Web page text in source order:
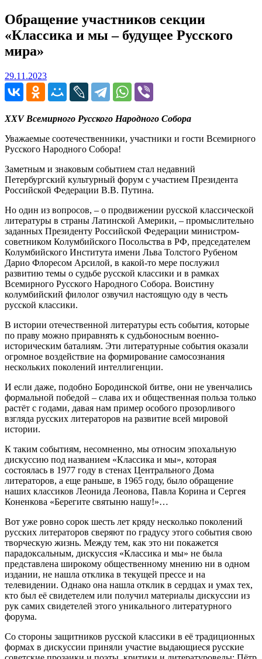
Обращение участников секции
«Классика и мы – будущее Русского
мира»
29.11.202329.11.2023
XXV Всемирного Русского Народного Собора
Уважаемые соотечественники, участники и гости Всемирного
Русского Народного Собора!
Заметным и знаковым событием стал недавний
Петербургский культурный форум с участием Президента
Российской Федерации В.В. Путина.
Но один из вопросов, – о продвижении русской классической
литературы в страны Латинской Америки, – промыслительно
заданных Президенту Российской Федерации министром-
советником Колумбийского Посольства в РФ, председателем
Колумбийского Института имени Льва Толстого Рубеном
Дарио Флоресом Арсилой, в какой-то мере послужил
развитию темы о судьбе русской классики и в рамках
Всемирного Русского Народного Собора. Воистину
колумбийский филолог озвучил настоящую оду в честь
русской классики.
В истории отечественной литературы есть события, которые
по праву можно приравнять к судьбоносным военно-
историческим баталиям. Эти литературные события оказали
огромное воздействие на формирование самосознания
нескольких поколений интеллигенции.
И если даже, подобно Бородинской битве, они не увенчались
формальной победой – слава их и общественная польза только
растёт с годами, давая нам пример особого прозорливого
взгляда русских литераторов на развитие всей мировой
истории.
К таким событиям, несомненно, мы относим эпохальную
дискуссию под названием «Классика и мы», которая
состоялась в 1977 году в стенах Центрального Дома
литераторов, а еще раньше, в 1965 году, было обращение
наших классиков Леонида Леонова, Павла Корина и Сергея
Коненкова «Берегите святыню нашу!»…
Вот уже ровно сорок шесть лет кряду несколько поколений
русских литераторов сверяют по градусу этого события свою
творческую жизнь. Между тем, как это ни покажется
парадоксальным, дискуссия «Классика и мы» не была
представлена широкому общественному мнению ни в одном
издании, не нашла отклика в текущей прессе и на
телевидении. Однако она нашла отклик в сердцах и умах тех,
кто был её свидетелем или получил материалы дискуссии из
рук самих свидетелей этого уникального литературного
форума.
Со стороны защитников русской классики в её традиционных
формах в дискуссии приняли участие выдающиеся русские